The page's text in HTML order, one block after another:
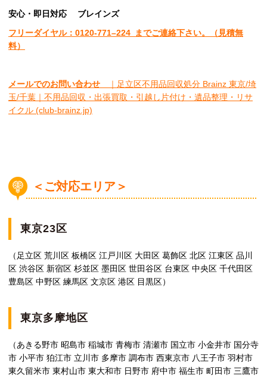
安心・即日対応
ブレインズ
フリーダイヤル：0120-771–224 までご連絡下さい。
（見積無
料）
メールでのお問い合わせ
｜足立区不用品回収処分 Brainz 東京/埼
玉/千葉｜不用品回収・出張買取・引越し片付け・遺品整理・リサ
イクル (club-brainz.jp)
＜ご対応エリア＞
東京23区
（足立区 荒川区 板橋区 江戸川区 大田区 葛飾区 北区 江東区 品川
区 渋谷区 新宿区 杉並区 墨田区 世田谷区 台東区 中央区 千代田区
豊島区 中野区 練馬区 文京区 港区 目黒区）
東京多摩地区
（あきる野市 昭島市 稲城市 青梅市 清瀬市 国立市 小金井市 国分寺
市 小平市 狛江市 立川市 多摩市 調布市 西東京市 八王子市 羽村市
東久留米市 東村山市 東大和市 日野市 府中市 福生市 町田市 三鷹市